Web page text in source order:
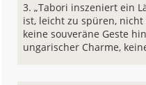
„Tabori inszeniert ein
ist, leicht zu spüren,
keine souveräne Geste
ungarischer Charme,